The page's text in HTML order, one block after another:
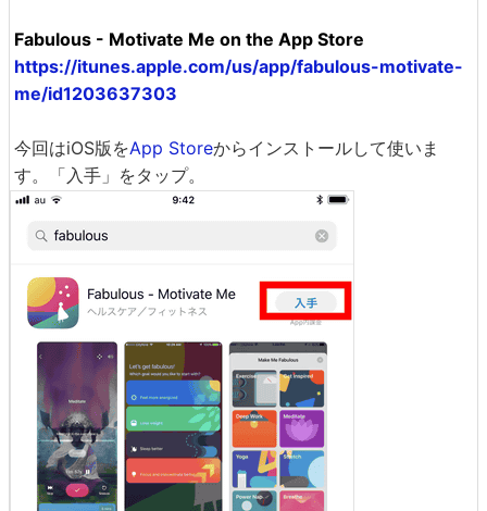
Fabulous - Motivate Me on the App Store
https://itunes.apple.com/us/app/fabulous-motivate-
me/id1203637303
今回はiOS版をApp Storeからインストールして使いま
す。「入手」をタップ。